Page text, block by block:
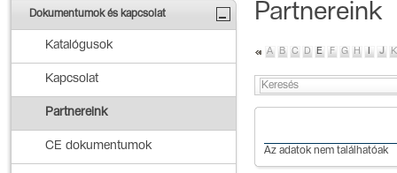
Dokumentumok és kapcsolat
Katalógusok
Kapcsolat
Partnereink
CE dokumentumok
Partnereink
A B C D E F G H J K
Az adatok nem találhatóak